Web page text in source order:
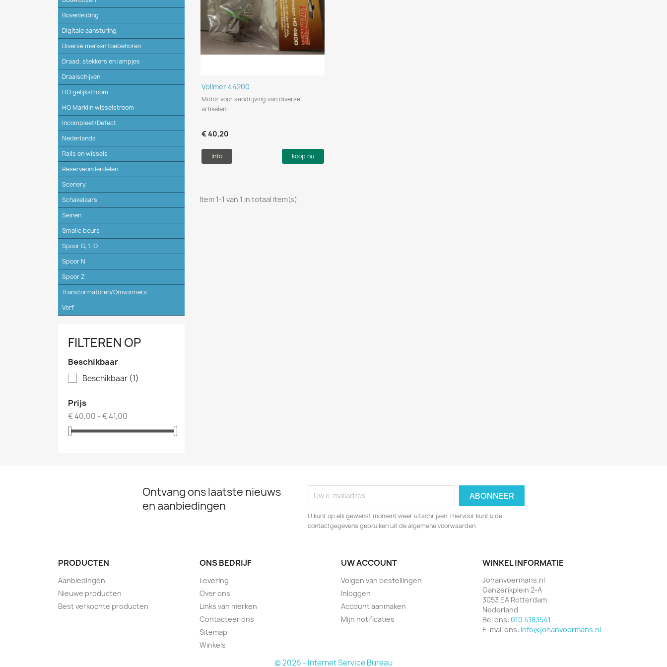
Bovenleiding
Digitale aansturing
Diverse merken toebehoren
Draad, stekkers en lampjes
Draaischijven
HO gelijkstroom
HO Marklin wisselstroom
Incompleet/Defect
Nederlands
Rails en wissels
Reserveonderdelen
Scenery
Schakelaars
Seinen
Smalle beurs
Spoor G, 1, O
Spoor N
Spoor Z
Transformatoren/Omvormers
Verf
FILTEREN OP
Beschikbaar
Beschikbaar (1)
Prijs
€ 40,00 - € 41,00
Snel bekijken
Vollmer 44200
Motor voor aandrijving van diverse
artikelen.
€ 40,20
Info koop nu
Item 1-1 van 1 in totaal item(s)
Ontvang ons laatste nieuws
en aanbiedingen
U kunt op elk gewenst moment weer uitschrijven. Hiervoor kunt u de
contactgegevens gebruiken uit de algemene voorwaarden.
PRODUCTEN
Aanbiedingen
Nieuwe producten
Best verkochte producten
ONS BEDRIJF
Levering
Over ons
Links van merken
Contacteer ons
Sitemap
Winkels
UW ACCOUNT
Volgen van bestellingen
Inloggen
Account aanmaken
Mijn notificaties
WINKEL INFORMATIE
Johanvoermans.nl
Ganzerikplein 2-A
3053 EA Rotterdam
Nederland
Bel ons: 010 4183541
E-mail ons: info@johanvoermans.nl
© 2026 - Internet Service Bureau